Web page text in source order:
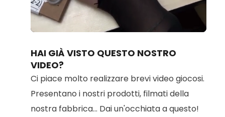
Loaded
100.00%
HAI GIÀ VISTO QUESTO NOSTRO
VIDEO?
Ci piace molto realizzare brevi video giocosi.
Presentano i nostri prodotti, filmati della
nostra fabbrica... Dai un'occhiata a questo!